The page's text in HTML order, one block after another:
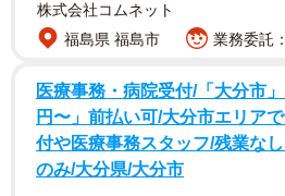
引き出しなどのイタズラ防止ベビーガード
ます（提供：肉球せんせいさん）
株式会社コムネット
福島県 福島市
業務委託
医療事務・病院受付/「大分市
円〜」前払い可/大分市エリア
付や医療事務スタッフ/残業な
のみ/大分県/大分市